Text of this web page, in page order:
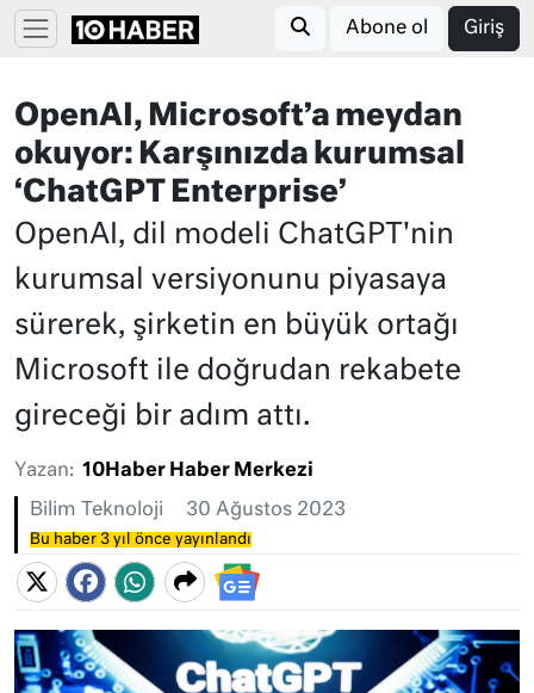
Abone ol Giriş
OpenAI, Microsoft’a meydan
okuyor: Karşınızda kurumsal
‘ChatGPT Enterprise’
OpenAI, dil modeli ChatGPT'nin
kurumsal versiyonunu piyasaya
sürerek, şirketin en büyük ortağı
Microsoft ile doğrudan rekabete
gireceği bir adım attı.
Yazan: 10Haber Haber Merkezi
Bilim Teknoloji 30 Ağustos 2023
Bu haber 3 yıl önce yayınlandı